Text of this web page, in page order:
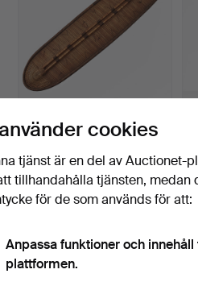
SKÖLD, västra Mongo
regionen, DRC, Nkundu,…
Klubbades 26 maj 2026
12 bud
181 USD
cookies
tjänst är en del av Auctionet-
tillhandahålla tjänsten, medan
för de som används för att:
Anpassa funktioner och
plattformen.